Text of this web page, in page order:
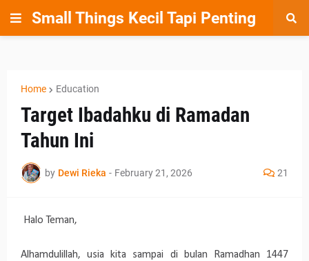
Small Things Kecil Tapi Penting
Home Education
Target Ibadahku di Ramadan
Tahun Ini
by Dewi Rieka - February 21, 2026 21
Halo Teman,
Alhamdulillah, usia kita sampai di bulan Ramadhan 1447